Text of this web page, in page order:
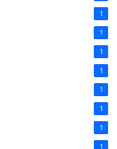
1
1
1
1
1
1
1
1